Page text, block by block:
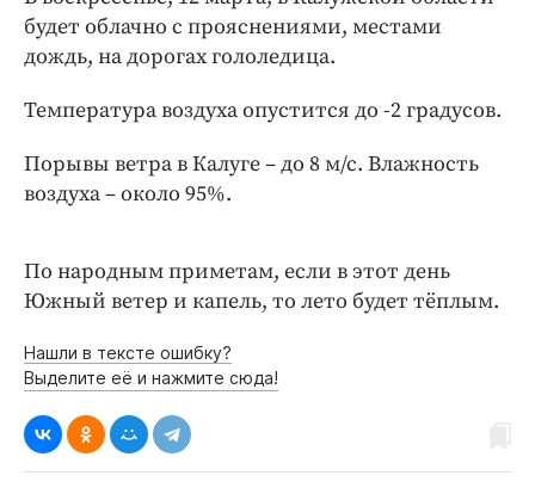
Интересное чтиво
Клиника года
Работодатель года
будет облачно с прояснениями, местами
дождь, на дорогах гололедица.
Температура воздуха опустится до -2 градусов.
Порывы ветра в Калуге – до 8 м/с. Влажность
воздуха – около 95%.
По народным приметам, если в этот день
Южный ветер и капель, то лето будет тёплым.
Нашли в тексте ошибку?
Выделите её и нажмите сюда!